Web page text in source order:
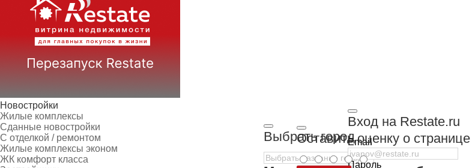
Новостройки
Жилые комплексы
Сданные новостройки
С отделкой / ремонтом
Жилые комплексы эконом
ЖК комфорт класса
Выбрать город
Вход на Restate.ru
Email
Пароль
Оставить оценку о странице